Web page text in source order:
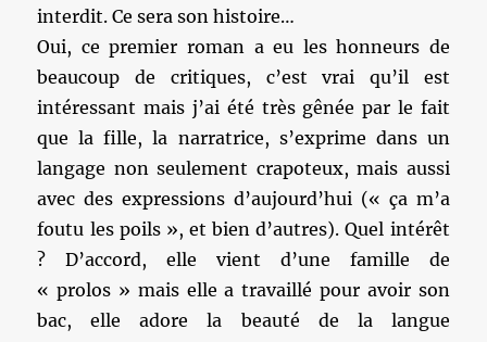
interdit. Ce sera son histoire…
Oui, ce premier roman a eu les honneurs de
beaucoup de critiques, c’est vrai qu’il est
intéressant mais j’ai été très gênée par le fait
que la fille, la narratrice, s’exprime dans un
langage non seulement crapoteux, mais aussi
avec des expressions d’aujourd’hui (« ça m’a
foutu les poils », et bien d’autres). Quel intérêt
? D’accord, elle vient d’une famille de
« prolos » mais elle a travaillé pour avoir son
bac, elle adore la beauté de la langue